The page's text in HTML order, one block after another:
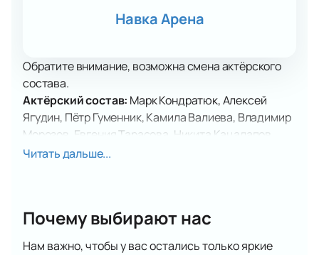
Навка Арена
Обратите внимание, возможна смена актёрского
состава.
Актёрский состав: Марк Кондратюк, Алексей
Ягудин, Пётр Гуменник, Камила Валиева, Владимир
Морозов, Евгения Тарасова, Никита Кацалапов,
Виктория Синицина, Татьяна Тотьмянина, Максим
Билеты на ледовое шоу Татьяны Навки
«Олимпийские чемпионы. 20 лет» в
Читать дальше...
Почему выбирают нас
Нам важно, чтобы у вас остались только яркие